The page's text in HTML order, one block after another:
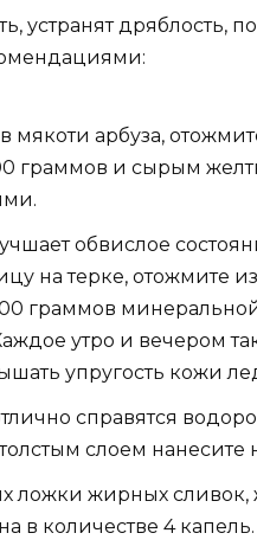
устранят дряблость,
мякоти арбуза,
граммов и сырым
обвислое
на терке, отожмите
граммов
утро и вечером
упругость кожи
справятся
слоем нанесите
ложки жирных
в количестве 4